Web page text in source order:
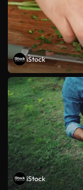
iStock
iStock